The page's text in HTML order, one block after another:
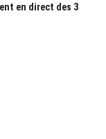
en direct des 3